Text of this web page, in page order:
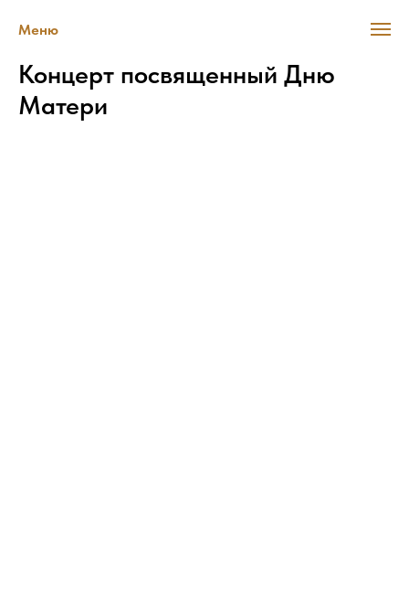
Меню
Концерт посвященный Дню
Матери